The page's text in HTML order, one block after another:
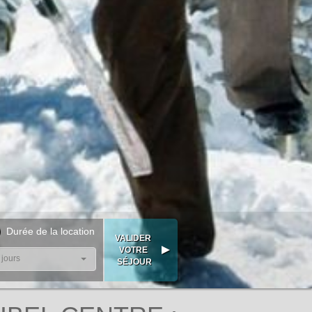
Durée de la location
jours